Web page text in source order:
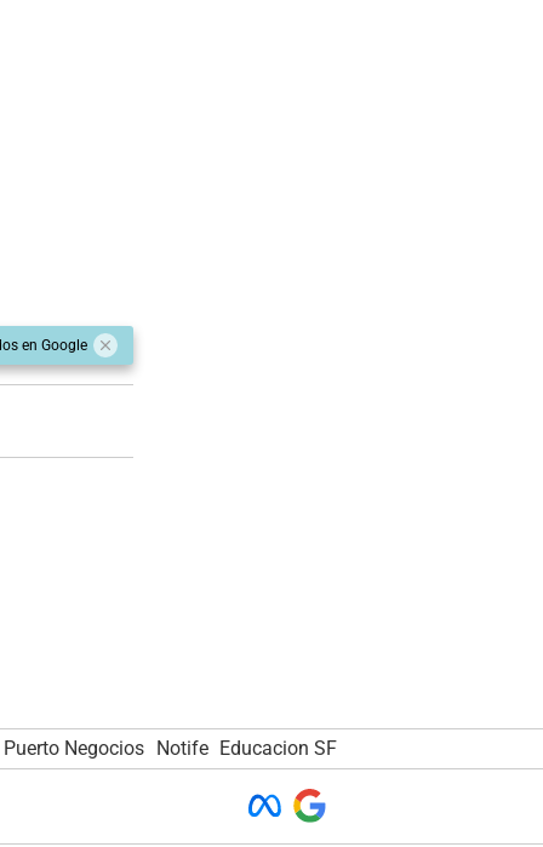
en Google
Puerto Negocios Notife Educacion SF